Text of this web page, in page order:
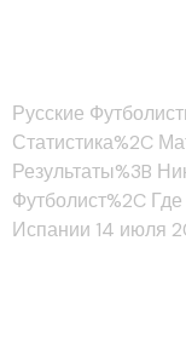
Русские
Статистика%2C
Результаты%3B
Футболист%2C
Испании 14 июля